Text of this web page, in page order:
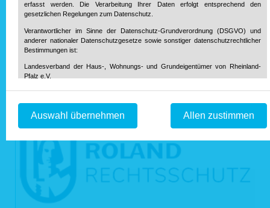
„Die Landesregierung täte gut daran, die Angelegenheit nicht
für ein verfassungskonformes Landesgrundsteuergesetz
ergriffen werden“, so Schönfeld abschließend.
zur Übersicht.
erfasst werden. Die Verarbeitung Ihrer Daten erfolgt entsprechend den
gesetzlichen Regelungen zum Datenschutz.
Verantwortlicher im Sinne der Datenschutz-Grundverordnung (DSGVO) und
anderer nationaler Datenschutzgesetze sowie sonstiger datenschutzrechtlicher
Bestimmungen ist:
Landesverband der Haus-, Wohnungs- und Grundeigentümer von Rheinland-
Pfalz e.V.
Telefon: 0 61 31 / 61 97 20
Telefax: 0 61 31 / 61 98 68
info@hausundgrund-rlp.de
1. Bereitstellung der Webseite und Speicherung in Logfiles
Bei Aufruf unserer Webseite ist es technisch notwendig, dass über Ihren
Internetbrowser Daten an unseren Webserver übermittelt werden. So werden
während einer laufenden Verbindung zur Kommunikation zwischen Ihrem
Internetbrowser und unserem Webserver folgende Daten aufgezeichnet:
Auswahl übernehmen Allen zustimmen